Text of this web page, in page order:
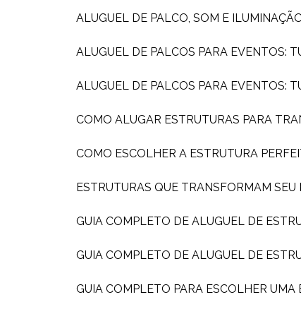
ALUGUEL DE PALCO, SOM E
ALUGUEL DE PALCOS PARA EVENTOS:
ALUGUEL DE PALCOS PARA EVENTOS:
COMO ALUGAR ESTRUTURAS PARA
COMO ESCOLHER A ESTRUTURA
ESTRUTURAS QUE TRANSFORMAM
GUIA COMPLETO DE ALUGUEL DE
GUIA COMPLETO DE ALUGUEL DE
GUIA COMPLETO PARA ESCOLHER